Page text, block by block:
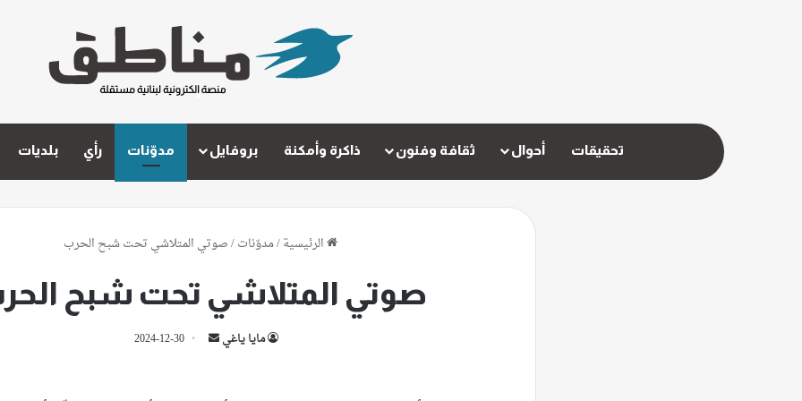
تحقيقات أحوال ثقافة وفنون ذاكرة وأمكنة بروفايل مدوّنات رأي بلديات
الرئيسية/مدوّنات/صوتي المتلاشي تحت شبح الحرب
صوتي المتلاشي تحت شبح
مايا ياغي
أرسل 2024-12-30